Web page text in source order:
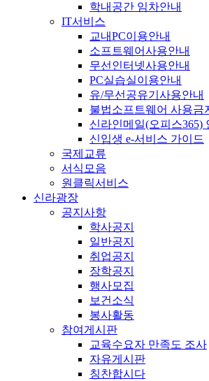
학내공간 임차안내
IT서비스
교내PC이용안내
소프트웨어사용안내
무선인터넷사용안내
PC실습실이용안내
유/무선공유기사용안내
불법소프트웨어 사용금
신라인메일(오피스365)
신입생 e-서비스 가이드
국제교류
서식모음
원클릭서비스
신라광장
공지사항
학사공지
일반공지
취업공지
장학공지
행사모집
보건소식
봉사활동
참여게시판
교육수요자 만족도 조사
자유게시판
칭찬합시다